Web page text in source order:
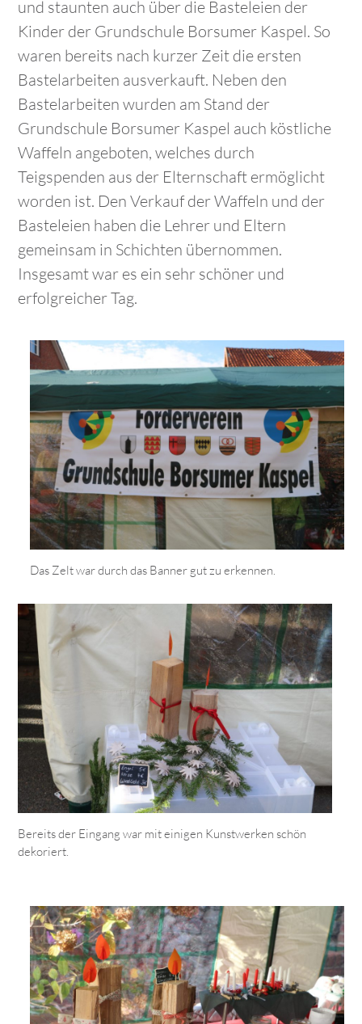
und staunten auch über die Basteleien der
Kinder der Grundschule Borsumer Kaspel. So
waren bereits nach kurzer Zeit die ersten
Bastelarbeiten ausverkauft. Neben den
Bastelarbeiten wurden am Stand der
Grundschule Borsumer Kaspel auch köstliche
Waffeln angeboten, welches durch
Teigspenden aus der Elternschaft ermöglicht
worden ist. Den Verkauf der Waffeln und der
Basteleien haben die Lehrer und Eltern
gemeinsam in Schichten übernommen.
Insgesamt war es ein sehr schöner und
erfolgreicher Tag.
Das Zelt war durch das Banner gut zu erkennen.
Bereits der Eingang war mit einigen Kunstwerken schön
dekoriert.